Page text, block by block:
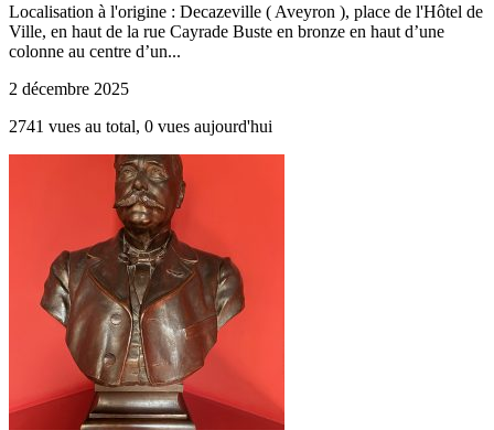
Localisation à l'origine : Decazeville ( Aveyron ), place de l'Hôtel de
Ville, en haut de la rue Cayrade Buste en bronze en haut d’une
colonne au centre d’un...
2 décembre 2025
2741 vues au total, 0 vues aujourd'hui